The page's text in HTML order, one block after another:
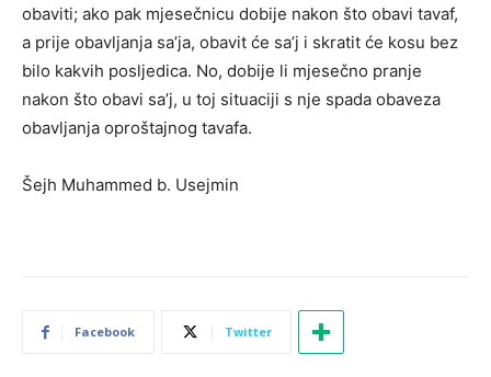
obaviti; ako pak mjesečnicu dobije nakon što obavi tavaf,
a prije obavljanja sa’ja, obavit će sa’j i skratit će kosu bez
bilo kakvih posljedica. No, dobije li mjesečno pranje
nakon što obavi sa’j, u toj situaciji s nje spada obaveza
obavljanja oproštajnog tavafa.
Šejh Muhammed b. Usejmin
Facebook Twitter